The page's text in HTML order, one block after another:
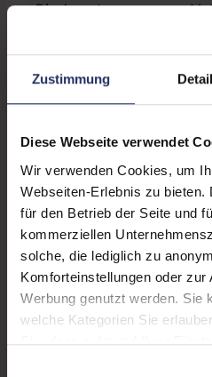
Zustimmung
Diese Webseite verwendet
Wir verwenden Cookies, um
Webseiten-Erlebnis zu
für den Betrieb der Seite und
kommerziellen
solche, die lediglich zu
Komforteinstellungen oder
Werbung genutzt werden. Sie
welche Kategorien Sie
Sie, dass aufgrund Ihrer
Displayart:
Tastaturbeleuchtung: Ja
A
Displaygröße:
LTE:
Displayauflösung:
Tastaturlayout: